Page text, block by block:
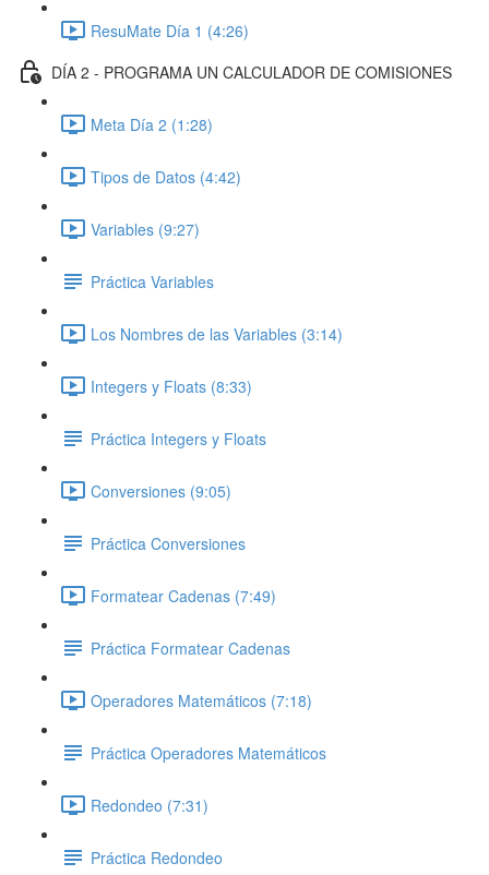
ResuMate Día 1 (4:26)
DÍA 2 - PROGRAMA UN CALCULADOR DE COMISIONES
Meta Día 2 (1:28)
Tipos de Datos (4:42)
Variables (9:27)
Práctica Variables
Los Nombres de las Variables (3:14)
Integers y Floats (8:33)
Práctica Integers y Floats
Conversiones (9:05)
Práctica Conversiones
Formatear Cadenas (7:49)
Práctica Formatear Cadenas
Operadores Matemáticos (7:18)
Práctica Operadores Matemáticos
Redondeo (7:31)
Práctica Redondeo